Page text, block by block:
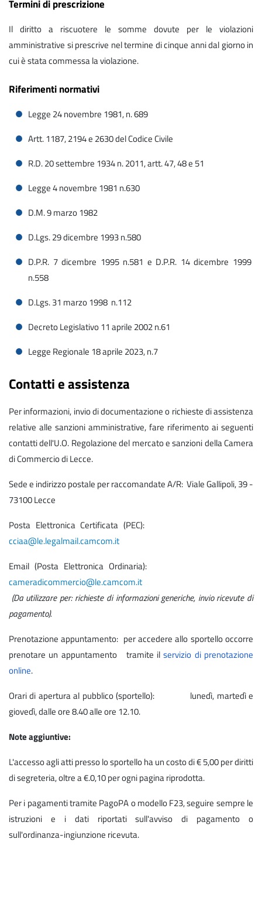
Termini di prescrizione
Il diritto a riscuotere le somme dovute per le violazioni
amministrative si prescrive nel termine di cinque anni dal giorno in
cui è stata commessa la violazione.
Riferimenti normativi
Legge 24 novembre 1981, n. 689
Artt. 1187, 2194 e 2630 del Codice Civile
R.D. 20 settembre 1934 n. 2011, artt. 47, 48 e 51
Legge 4 novembre 1981 n.630
D.M. 9 marzo 1982
D.Lgs. 29 dicembre 1993 n.580
D.P.R. 7 dicembre 1995 n.581 e D.P.R. 14 dicembre 1999
n.558
D.Lgs. 31 marzo 1998 n.112
Decreto Legislativo 11 aprile 2002 n.61
Legge Regionale 18 aprile 2023, n.7
Contatti e assistenza
Per informazioni, invio di documentazione o richieste di assistenza
relative alle sanzioni amministrative, fare riferimento ai seguenti
contatti dell'U.O. Regolazione del mercato e sanzioni della Camera
di Commercio di Lecce.
Sede e indirizzo postale per raccomandate A/R: Viale Gallipoli, 39 -
73100 Lecce
Posta Elettronica Certificata (PEC):
cciaa@le.legalmail.camcom.it
Email (Posta Elettronica Ordinaria):
cameradicommercio@le.camcom.it
(Da utilizzare per: richieste di informazioni generiche, invio ricevute di
pagamento).
Prenotazione appuntamento: per accedere allo sportello occorre
prenotare un appuntamento tramite il servizio di prenotazione
online.
Orari di apertura al pubblico (sportello): lunedì, martedì e
giovedì, dalle ore 8.40 alle ore 12.10.
Note aggiuntive:
L'accesso agli atti presso lo sportello ha un costo di € 5,00 per diritti
di segreteria, oltre a €.0,10 per ogni pagina riprodotta.
Per i pagamenti tramite PagoPA o modello F23, seguire sempre le
istruzioni e i dati riportati sull'avviso di pagamento o
sull'ordinanza-ingiunzione ricevuta.